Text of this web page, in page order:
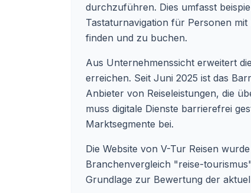
durchzuführen. Dies umfasst
Tastaturnavigation für Personen
finden und zu buchen.
Aus Unternehmenssicht erweitert
erreichen. Seit Juni 2025 ist das
Anbieter von Reiseleistungen, die
muss digitale Dienste barrierefrei
Marktsegmente bei.
Die Website von V-Tur Reisen
Branchenvergleich "reise-
Grundlage zur Bewertung der